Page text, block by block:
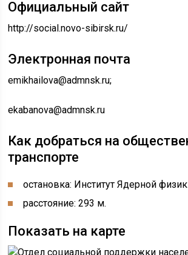
Официальный сайт
http://social.novo-sibirsk.ru/
Электронная почта
emikhailova@admnsk.ru;
ekabanova@admnsk.ru
Как добраться на
транспорте
остановка: Институт Ядерной
расстояние: 293 м.
Показать на карте